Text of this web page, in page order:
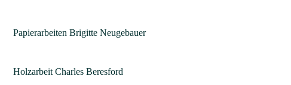
Papierarbeiten Brigitte Neugebauer
Holzarbeit Charles Beresford